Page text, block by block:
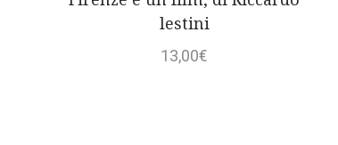
lestini
13,00€